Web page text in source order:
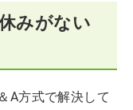
みがない
A方式で解決して